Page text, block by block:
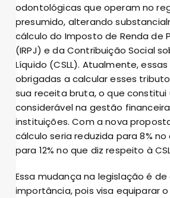
odontológicas que operam no
presumido, alterando
cálculo do Imposto de Renda de
(IRPJ) e da Contribuição Social
Líquido (CSLL). Atualmente,
obrigadas a calcular esses
sua receita bruta, o que constitui
considerável na gestão
instituições. Com a nova
cálculo seria reduzida para 8% no
para 12% no que diz respeito à
Essa mudança na legislação é
importância, pois visa equiparar